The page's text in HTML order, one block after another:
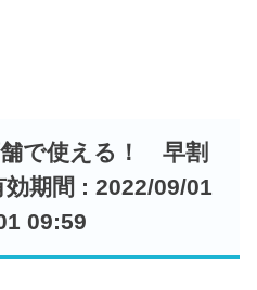
で使える！ 早割
期間 : 2022/09/01
09:59